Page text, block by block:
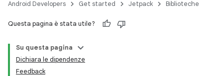
Android Developers Get started Jetpack Biblioteche
Questa pagina è stata utile?
Su questa pagina
Dichiara le dipendenze
Feedback